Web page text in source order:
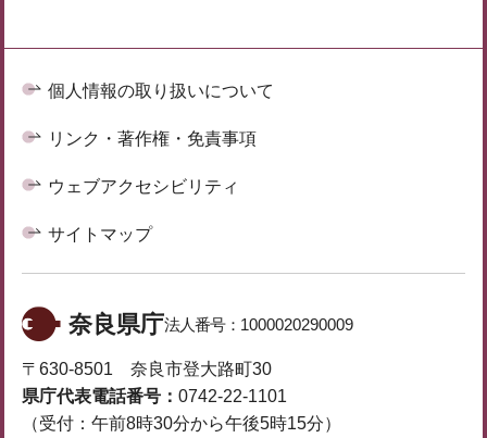
個人情報の取り扱いについて
リンク・著作権・免責事項
ウェブアクセシビリティ
サイトマップ
奈良県庁法人番号： 1000020290009
〒630-8501 奈良市登大路町30
県庁代表電話番号： 0742-22-1101
（受付：午前8時30分から午後5時15分）